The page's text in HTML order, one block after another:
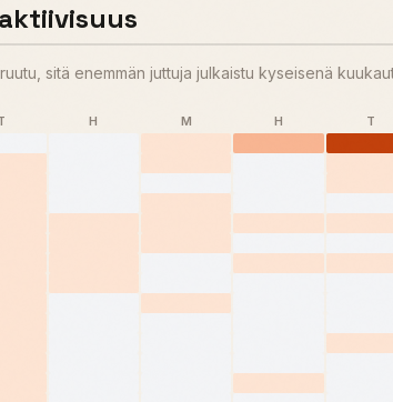
sitä enemmän juttuja julkaistu kyseisenä
H M H T